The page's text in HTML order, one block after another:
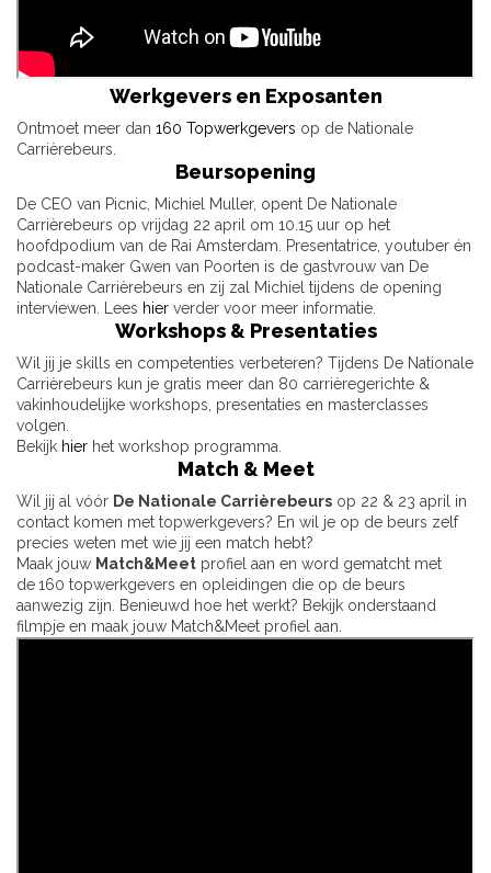
Werkgevers en Exposanten
Ontmoet meer dan 160 Topwerkgevers op de Nationale
Carrièrebeurs.
Beursopening
De CEO van Picnic, Michiel Muller, opent De Nationale
Carrièrebeurs op vrijdag 22 april om 10.15 uur op het
hoofdpodium van de Rai Amsterdam. Presentatrice, youtuber én
podcast-maker Gwen van Poorten is de gastvrouw van De
Nationale Carrièrebeurs en zij zal Michiel tijdens de opening
interviewen. Lees hier verder voor meer informatie.
Workshops & Presentaties
Wil jij je skills en competenties verbeteren? Tijdens De Nationale
Carrièrebeurs kun je gratis meer dan 80 carrièregerichte &
vakinhoudelijke workshops, presentaties en masterclasses
volgen.
Bekijk hier het workshop programma.
Match & Meet
Wil jij al vóór De Nationale Carrièrebeurs op 22 & 23 april in
contact komen met topwerkgevers? En wil je op de beurs zelf
precies weten met wie jij een match hebt?
Maak jouw Match&Meet profiel aan en word gematcht met
de160 topwerkgevers en opleidingen die op de beurs
aanwezig zijn. Benieuwd hoe het werkt? Bekijk onderstaand
filmpje en maak jouw Match&Meet profiel aan.